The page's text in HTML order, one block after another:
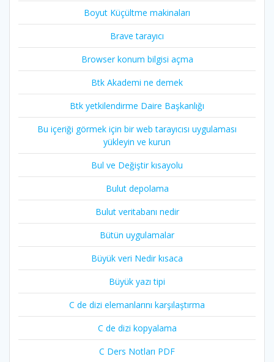
Boyut Küçültme makinaları
Brave tarayıcı
Browser konum bilgisi açma
Btk Akademi ne demek
Btk yetkilendirme Daire Başkanlığı
Bu içeriği görmek için bir web tarayıcısı uygulaması
yükleyin ve kurun
Bul ve Değiştir kısayolu
Bulut depolama
Bulut veritabanı nedir
Bütün uygulamalar
Büyük veri Nedir kısaca
Büyük yazı tipi
C de dizi elemanlarını karşılaştırma
C de dizi kopyalama
C Ders Notları PDF